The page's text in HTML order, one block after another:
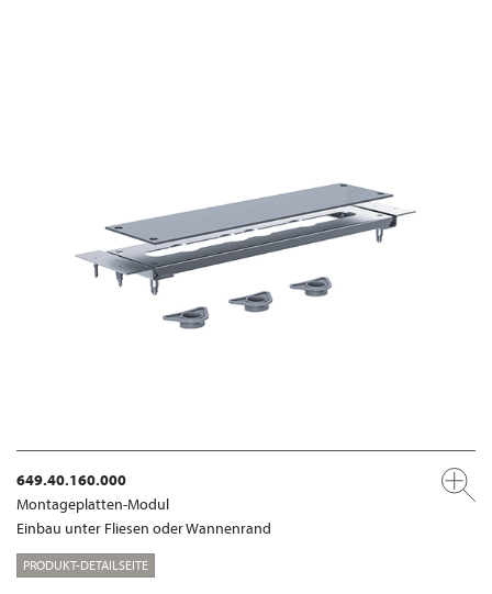
649.40.160.000
Montageplatten-Modul
Einbau unter Fliesen oder Wannenrand
PRODUKT-DETAILSEITE